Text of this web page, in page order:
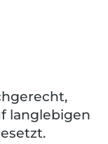
langlebigen